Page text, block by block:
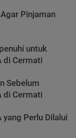
Pinjaman
untuk
di Cermati
Sebelum
di Cermati
yang Perlu Dilalui